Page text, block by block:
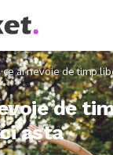
ce ai nevoie de timp
de
asta